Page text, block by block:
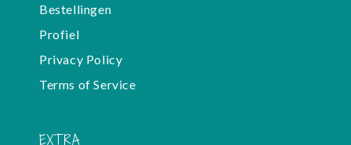
Bestellingen
Profiel
Privacy Policy
Terms of Service
EXTRA